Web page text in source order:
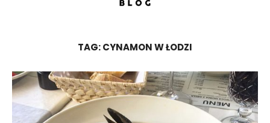
TAG:CYNAMON W ŁODZI